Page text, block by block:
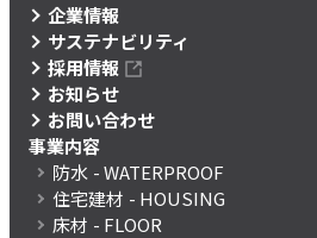
企業情報
サステナビリティ
採用情報
お知らせ
お問い合わせ
事業内容
防水 - WATERPROOF
住宅建材 - HOUSING
床材 - FLOOR